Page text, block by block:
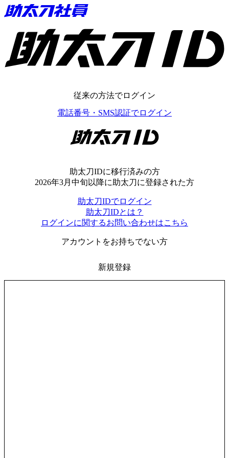
助太刀ID
従来の方法でログイン
電話番号・SMS認証でログイン
助太刀ID
助太刀IDに移行済みの方
2026年3月中旬以降に助太刀に登録された方
助太刀IDでログイン
助太刀IDとは？
ログインに関するお問い合わせはこちら
アカウントをお持ちでない方
新規登録